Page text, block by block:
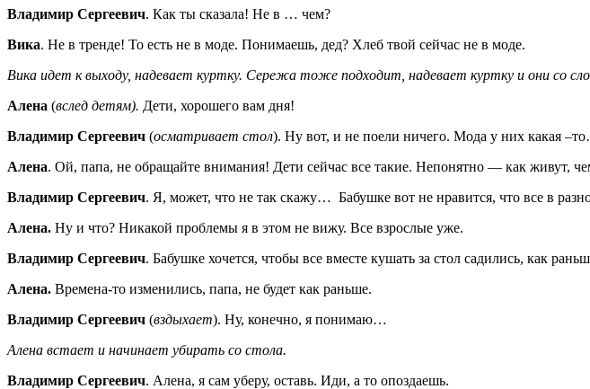
Владимир Сергеевич. Как ты сказала! Не в … чем?
Вика. Не в тренде! То есть не в моде. Понимаешь, дед? Хлеб твой сейчас не в моде.
Вика идет к выходу, надевает куртку. Сережа тоже подходит, надевает куртку и они со
Алена (вслед детям). Дети, хорошего вам дня!
Владимир Сергеевич (осматривает стол). Ну вот, и не поели ничего. Мода у них какая
Алена. Ой, папа, не обращайте внимания! Дети сейчас все такие. Непонятно — как живут,
Владимир Сергеевич. Я, может, что не так скажу… Бабушке вот не нравится, что все в
Алена. Ну и что? Никакой проблемы я в этом не вижу. Все взрослые уже.
Владимир Сергеевич. Бабушке хочется, чтобы все вместе кушать за стол садились, как
Алена. Времена-то изменились, папа, не будет как раньше.
Владимир Сергеевич (вздыхает). Ну, конечно, я понимаю…
Алена встает и начинает убирать со стола.
Владимир Сергеевич. Алена, я сам уберу, оставь. Иди, а то опоздаешь.